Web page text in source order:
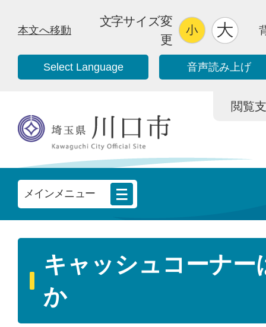
本文へ移動
文字サイズ変
更
Select Language 音声読み上げ
閲覧
メインメニュー
キャッシュコーナー
か